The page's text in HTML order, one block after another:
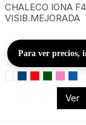
CHALECO IONA
VISIB.MEJORADA
Para ver precios,
Ver